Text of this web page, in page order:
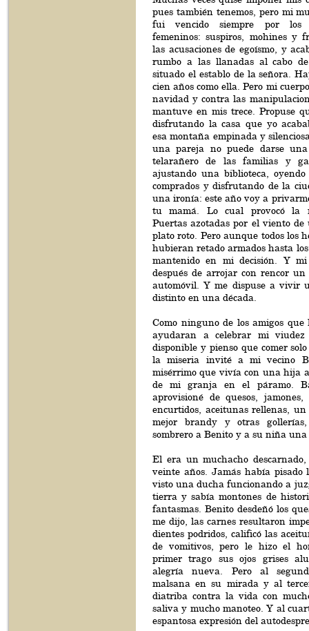
pues también tenemos, pero mi
fui vencido siempre por los
femeninos: suspiros, mohines y
las acusaciones de egoísmo, y
rumbo a las llanadas al cabo
situado el establo de la señora.
cien años como ella. Pero mi
navidad y contra las
mantuve en mis trece. Propuse
disfrutando la casa que yo
esa montaña empinada y
una pareja no puede darse
telarañero de las familias y
ajustando una biblioteca, oyendo
comprados y disfrutando de la
una ironía: este año voy a
tu mamá. Lo cual provocó la
Puertas azotadas por el viento
plato roto. Pero aunque todos los
hubieran retado armados hasta
mantenido en mi decisión. Y
después de arrojar con rencor
automóvil. Y me dispuse a vivir
distinto en una década.
Como ninguno de los amigos
ayudaran a celebrar mi viudez
disponible y pienso que comer
la miseria invité a mi vecino
misérrimo que vivía con una hija
de mi granja en el páramo.
aprovisioné de quesos,
encurtidos, aceitunas rellenas,
mejor brandy y otras
sombrero a Benito y a su niña
El era un muchacho
veinte años. Jamás había pisado
visto una ducha funcionando a
tierra y sabía montones de
fantasmas. Benito desdeñó los
me dijo, las carnes resultaron
dientes podridos, calificó las
de vomitivos, pero le hizo el
primer trago sus ojos grises
alegría nueva. Pero al
malsana en su mirada y al
diatriba contra la vida con
saliva y mucho manoteo. Y al
espantosa expresión del